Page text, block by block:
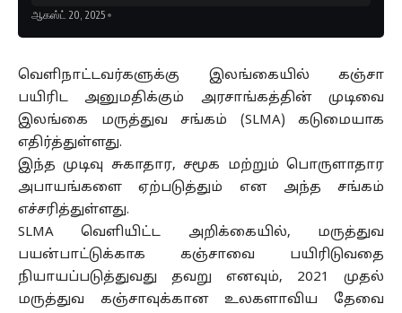
ஆகஸ்ட் 20, 2025
வெளிநாட்டவர்களுக்கு இலங்கையில் கஞ்சா
பயிரிட அனுமதிக்கும் அரசாங்கத்தின் முடிவை
இலங்கை மருத்துவ சங்கம் (SLMA) கடுமையாக
எதிர்த்துள்ளது.
இந்த முடிவு சுகாதார, சமூக மற்றும் பொருளாதார
அபாயங்களை ஏற்படுத்தும் என அந்த சங்கம்
எச்சரித்துள்ளது.
SLMA வெளியிட்ட அறிக்கையில், மருத்துவ
பயன்பாட்டுக்காக கஞ்சாவை பயிரிடுவதை
நியாயப்படுத்துவது தவறு எனவும், 2021 முதல்
மருத்துவ கஞ்சாவுக்கான உலகளாவிய தேவை